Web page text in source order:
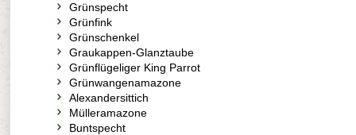
Grünspecht
Grünfink
Grünschenkel
Graukappen-Glanztaube
Grünflügeliger King Parrot
Grünwangenamazone
Alexandersittich
Mülleramazone
Buntspecht